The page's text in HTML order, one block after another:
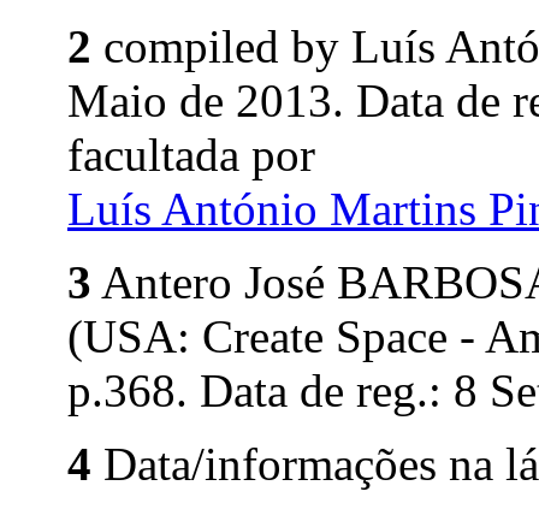
2 compiled by Luís
Maio de 2013. Data de
facultada por
Luís António Martins
3 Antero José
(USA: Create Space -
p.368. Data de reg.: 8
4 Data/informações na